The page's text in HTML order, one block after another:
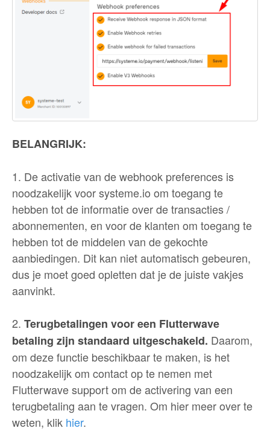
BELANGRIJK:
1. De activatie van de webhook preferences is
noodzakelijk voor systeme.io om toegang te
hebben tot de informatie over de transacties /
abonnementen, en voor de klanten om toegang te
hebben tot de middelen van de gekochte
aanbiedingen. Dit kan niet automatisch gebeuren,
dus je moet goed opletten dat je de juiste vakjes
aanvinkt.
2. Terugbetalingen voor een Flutterwave
betaling zijn standaard uitgeschakeld. Daarom,
om deze functie beschikbaar te maken, is het
noodzakelijk om contact op te nemen met
Flutterwave support om de activering van een
terugbetaling aan te vragen. Om hier meer over te
weten, klik hier.